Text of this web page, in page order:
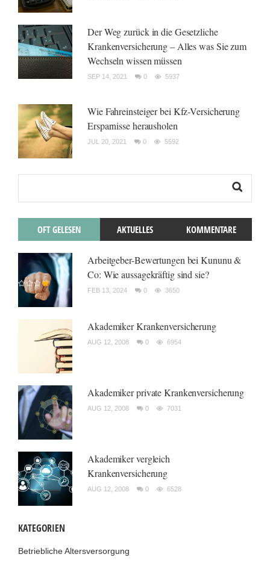
Der Weg zurück in die Gesetzliche
Krankenversicherung – Alles was Sie zum
Wechseln wissen müssen
SEP 14, 2021 0 5937
Wie Fahreinsteiger bei Kfz-Versicherung
Ersparnisse herausholen
JUL 20, 2021 0 5592
OFT GELESEN AKTUELLES KOMMENTARE
Arbeitgeber-Bewertungen bei Kununu &
Co: Wie aussagekräftig sind sie?
FEB 13, 2024 0 3650
Akademiker Krankenversicherung
AUG 12, 2008 0 6954
Akademiker private Krankenversicherung
AUG 12, 2008 0 7031
Akademiker vergleich
Krankenversicherung
AUG 12, 2008 0 6528
KATEGORIEN
Betriebliche Altersversorgung